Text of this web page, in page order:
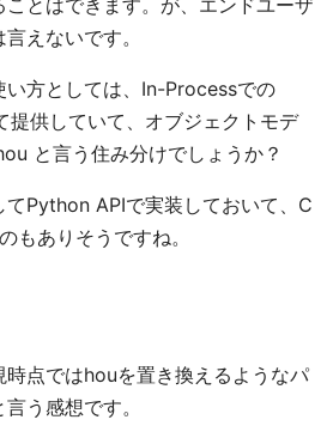
えないです。
い方としては、In-Processでの
提供していて、オブジェクトモデ
と言う住み分けでしょうか？
てPython APIで実装しておいて、C
もありそうですね。
時点ではhouを置き換えるようなパ
う感想です。